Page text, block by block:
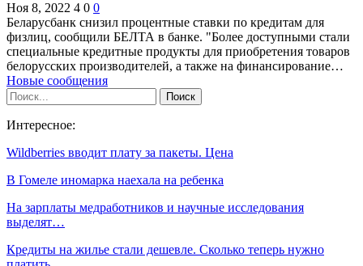
Ноя 8, 2022 4 0 0
Беларусбанк снизил процентные ставки по кредитам для
физлиц, сообщили БЕЛТА в банке. "Более доступными стали
специальные кредитные продукты для приобретения товаров
белорусских производителей, а также на финансирование…
Новые сообщения
Интересное:
Wildberries вводит плату за пакеты. Цена
В Гомеле иномарка наехала на ребенка
На зарплаты медработников и научные исследования
выделят…
Кредиты на жилье стали дешевле. Сколько теперь нужно